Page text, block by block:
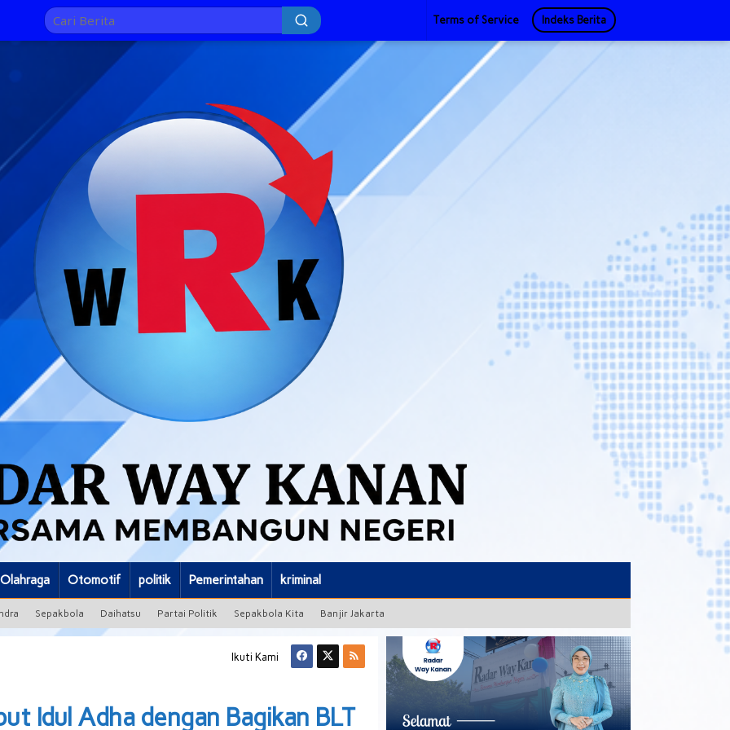
Terms of Service Indeks Berita
Olahraga Otomotif politik Pemerintahan kriminal
Sepakbola Daihatsu Partai Politik Sepakbola Kita Banjir Jakarta
Ikuti Kami
Idul Adha dengan Bagikan BLT